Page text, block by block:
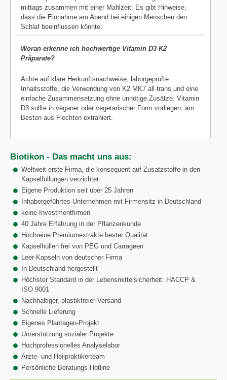
mittags zusammen mit einer Mahlzeit. Es gibt Hinweise,
dass die Einnahme am Abend bei einigen Menschen den
Schlaf beeinflussen könnte.
Woran erkenne ich hochwertige Vitamin D3 K2
Präparate?
Achte auf klare Herkunftsnachweise, laborgeprüfte
Inhaltsstoffe, die Verwendung von K2 MK7 all-trans und eine
einfache Zusammensetzung ohne unnötige Zusätze. Vitamin
D3 sollte in veganer oder vegetarischer Form vorliegen, am
Besten aus Flechten extrahiert.
Biotikon - Das macht uns aus:
Weltweit erste Firma, die konsequent auf Zusatzstoffe in den
Kapselfüllungen verzichtet
Eigene Produktion seit über 25 Jahren
Inhabergeführtes Unternehmen mit Firmensitz in Deutschland
keine Investmentfirmen
40 Jahre Erfahrung in der Pflanzenkunde
Hochreine Premiumextrakte bester Qualität
Kapselhüllen frei von PEG und Carrageen
Leer-Kapseln von deutscher Firma
In Deutschland hergestellt
Höchster Standard in der Lebensmittelsicherheit: HACCP &
ISO 9001
Nachhaltiger, plastikfreier Versand
Schnelle Lieferung
Eigenes Plantagen-Projekt
Unterstützung sozialer Projekte
Hochprofessionelles Analyselabor
Ärzte- und Heilpraktikerteam
Persönliche Beratungs-Hotline